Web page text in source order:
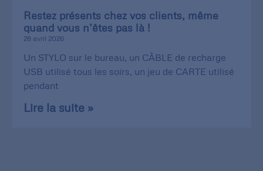
Restez présents chez vos clients, même
quand vous n’êtes pas là !
28 avril 2026
Un STYLO sur le bureau, un CÂBLE de recharge
USB utilisé tous les soirs, un jeu de CARTE utilisé
pendant
Lire la suite »